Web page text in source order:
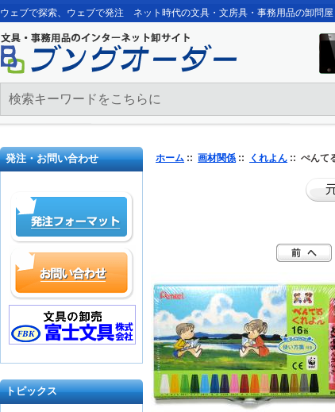
ウェブで探索、ウェブで発注 ネット時代の文具・文房具・事務用品の卸問
発注・お問い合わせ
トピックス
ホーム ::画材関係 :: くれよん :: ぺんて